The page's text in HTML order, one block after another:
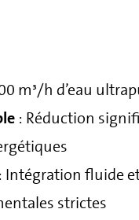
m³/h d’eau
: Réduction
: Intégration fluide
strictes